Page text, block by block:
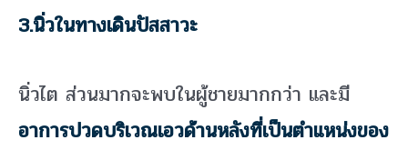
3.นิ่วในทางเดินปัสสาวะ
นิ่วไต ส่วนมากจะพบในผู้ชายมากกว่า และมี
อาการปวดบริเวณเอวด้านหลังที่เป็นตำแหน่งของ